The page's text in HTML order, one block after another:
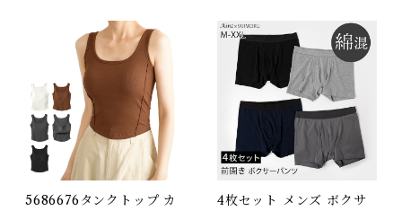
パンツ 肌着 男性 紳士 ボ
クサー パンツ 綿 コットン
L~4XL グレー ネイビー 3
枚組 J-90410-3P スイモ
ク【水沐良品】
湿 フリース 伸びがいい 軽
い 伸縮性 スノーボード お
しゃれ 5624168 スイモク
【水沐良品】
5686676タンクトップ カ 4枚セット メンズ ボクサ